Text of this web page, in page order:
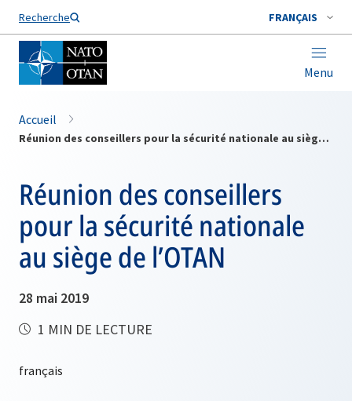
Recherche FRANÇAIS
Menu
Nom de famille*
Accueil
Réunion des conseillers pour la sécurité nationale au siège de l’OTAN
Réunion des conseillers
pour la sécurité nationale
au siège de l’OTAN
28 mai 2019
1 MIN DE LECTURE